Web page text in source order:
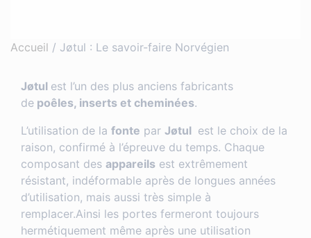
Accueil / Jøtul : Le savoir-faire Norvégien
Jøtul est l’un des plus anciens fabricants
de poêles, inserts et cheminées.
L’utilisation de la fonte par Jøtul est le choix de la
raison, confirmé à l’épreuve du temps. Chaque
composant des appareils est extrêmement
résistant, indéformable après de longues années
d’utilisation, mais aussi très simple à
remplacer.Ainsi les portes fermeront toujours
hermétiquement même après une utilisation